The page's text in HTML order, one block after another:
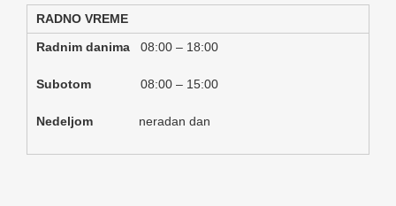
RADNO VREME
Radnim danima 08:00 – 18:00
Subotom 08:00 – 15:00
Nedeljom neradan dan